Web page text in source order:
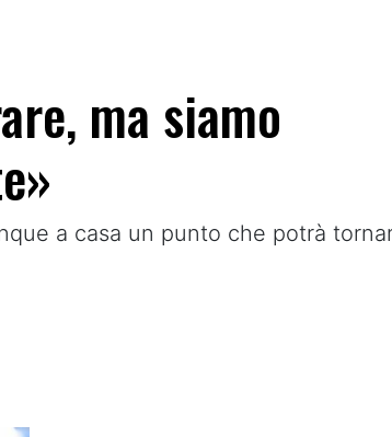
ma siamo
a casa un punto che potrà